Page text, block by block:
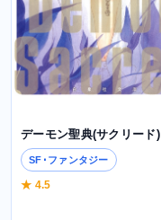
デーモン聖典(サクリード)
SF･ファンタジー
★ 4.5